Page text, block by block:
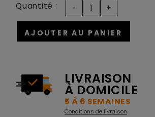
AJOUTER AU PANIER
Quantité :
LIVRAISON
À DOMICILE
5 À 6 SEMAINES
Conditions de livraison